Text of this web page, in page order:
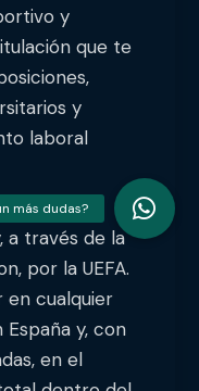
y
que te
y
laboral
a través de la
por la UEFA.
cualquier
y, con
en el